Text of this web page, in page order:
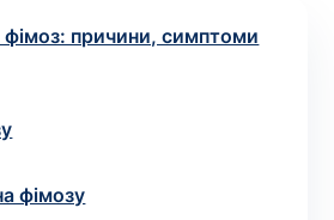
фімоз: причини, симптоми
фімозу